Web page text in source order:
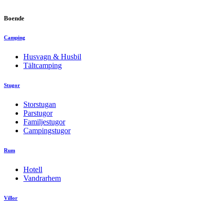
Boende
Camping
Husvagn & Husbil
Tältcamping
Stugor
Storstugan
Parstugor
Familjestugor
Campingstugor
Rum
Hotell
Vandrarhem
Villor